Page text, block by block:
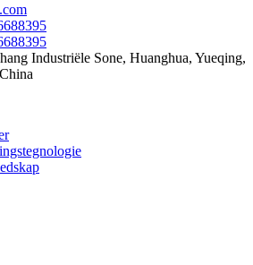
Industriële Sone, Huanghua, Yueqing,